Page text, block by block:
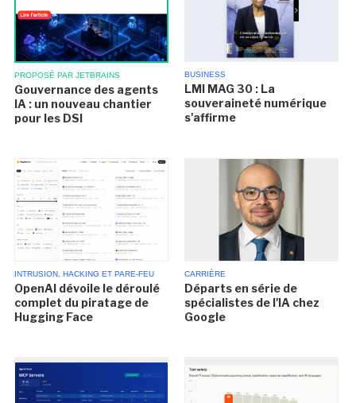
PROPOSÉ PAR JETBRAINS
Gouvernance des agents
IA : un nouveau chantier
pour les DSI
BUSINESS
LMI MAG 30 : La
souveraineté numérique
s'affirme
INTRUSION, HACKING ET PARE-FEU
OpenAI dévoile le déroulé
complet du piratage de
Hugging Face
CARRIÈRE
Départs en série de
spécialistes de l'IA chez
Google